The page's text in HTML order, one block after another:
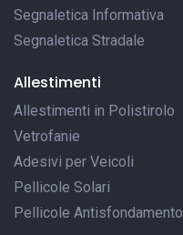
Segnaletica Informativa
Segnaletica Stradale
Allestimenti
Allestimenti in Polistirolo
Vetrofanie
Adesivi per Veicoli
Pellicole Solari
Pellicole Antisfondamento